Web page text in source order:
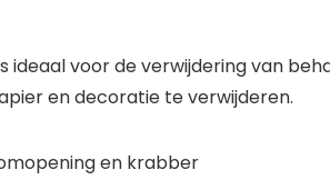
ideaal voor de verwijdering van
en decoratie te verwijderen.
en krabber